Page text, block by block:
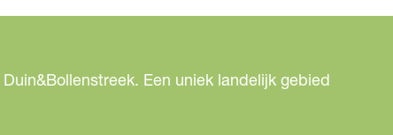
Een uniek landelijk gebied